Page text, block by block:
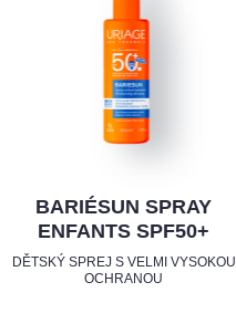
BARIÉSUN SPRAY
ENFANTS SPF50+
DĚTSKÝ SPREJ S VELMI VYSOKOU
OCHRANOU